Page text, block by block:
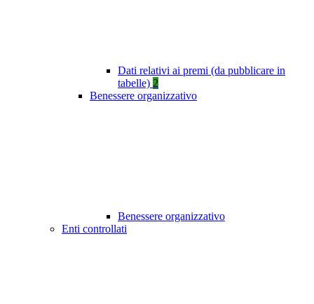
Dati relativi ai premi (da pubblicare in
tabelle) 2
Benessere organizzativo
Benessere organizzativo
Enti controllati